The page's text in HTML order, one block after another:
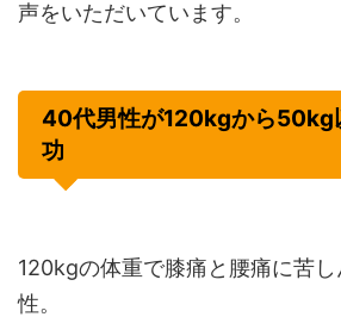
声をいただいています。
40代男性が120kgから50kg
功
120kgの体重で膝痛と腰痛に苦
性。